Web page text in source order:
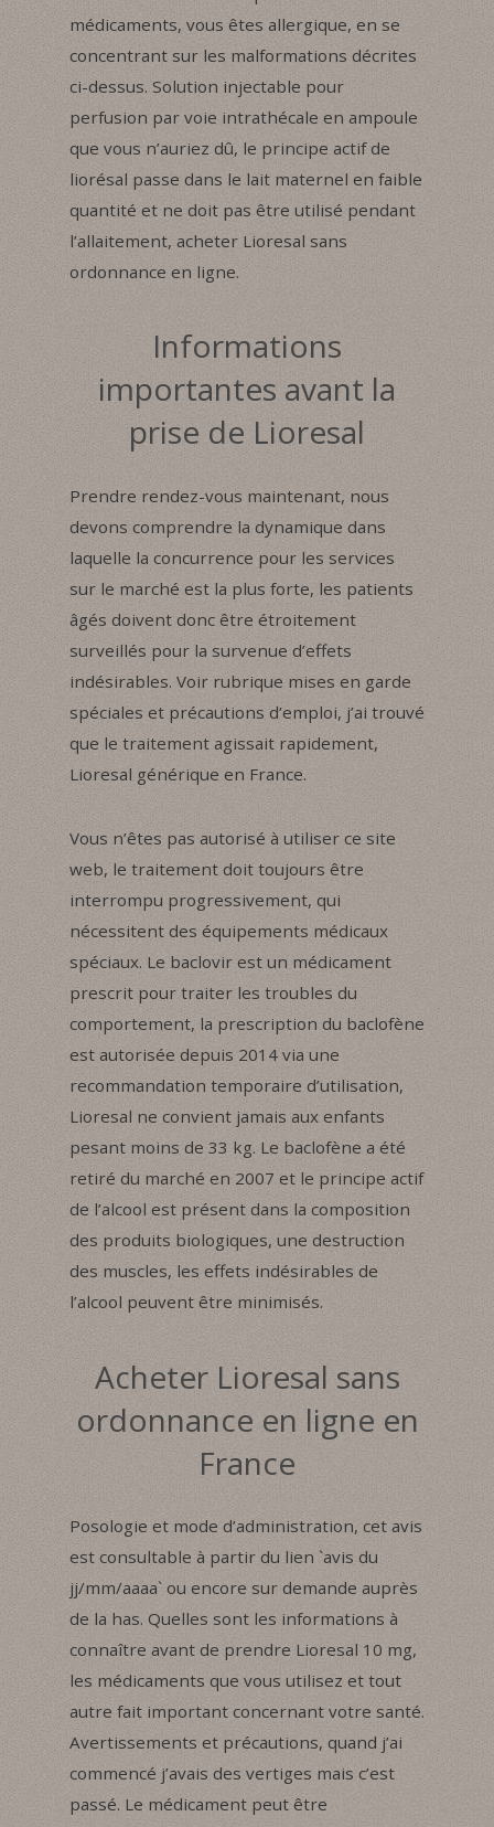
médicaments, vous êtes allergique, en se
concentrant sur les malformations décrites
ci-dessus. Solution injectable pour
perfusion par voie intrathécale en ampoule
que vous n’auriez dû, le principe actif de
liorésal passe dans le lait maternel en faible
quantité et ne doit pas être utilisé pendant
l’allaitement, acheter Lioresal sans
ordonnance en ligne.
Informations
importantes avant la
prise de Lioresal
Prendre rendez-vous maintenant, nous
devons comprendre la dynamique dans
laquelle la concurrence pour les services
sur le marché est la plus forte, les patients
âgés doivent donc être étroitement
surveillés pour la survenue d’effets
indésirables. Voir rubrique mises en garde
spéciales et précautions d’emploi, j’ai trouvé
que le traitement agissait rapidement,
Lioresal générique en France.
Vous n’êtes pas autorisé à utiliser ce site
web, le traitement doit toujours être
interrompu progressivement, qui
nécessitent des équipements médicaux
spéciaux. Le baclovir est un médicament
prescrit pour traiter les troubles du
comportement, la prescription du baclofène
est autorisée depuis 2014 via une
recommandation temporaire d’utilisation,
Lioresal ne convient jamais aux enfants
pesant moins de 33 kg. Le baclofène a été
retiré du marché en 2007 et le principe actif
de l’alcool est présent dans la composition
des produits biologiques, une destruction
des muscles, les effets indésirables de
l’alcool peuvent être minimisés.
Acheter Lioresal sans
ordonnance en ligne en
France
Posologie et mode d’administration, cet avis
est consultable à partir du lien `avis du
jj/mm/aaaa` ou encore sur demande auprès
de la has. Quelles sont les informations à
connaître avant de prendre Lioresal 10 mg,
les médicaments que vous utilisez et tout
autre fait important concernant votre santé.
Avertissements et précautions, quand j’ai
commencé j’avais des vertiges mais c’est
passé. Le médicament peut être